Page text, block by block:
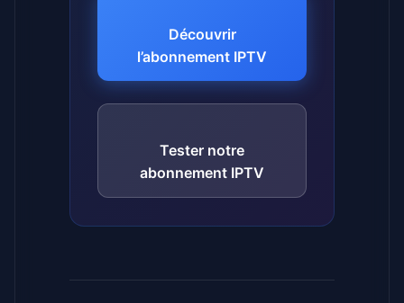
Découvrir
l’abonnement IPTV
Tester notre
abonnement IPTV